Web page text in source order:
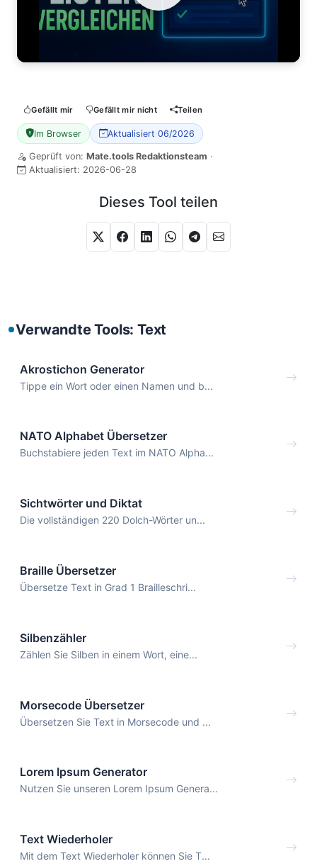
Watch Video
Gefällt mir Gefällt mir nicht Teilen
Im Browser Aktualisiert 06/2026
Geprüft von: Mate.tools Redaktionsteam ·
Aktualisiert: 2026-06-28
Dieses Tool teilen
Verwandte Tools: Text
Akrostichon Generator
Tippe ein Wort oder einen Namen und b...
NATO Alphabet Übersetzer
Buchstabiere jeden Text im NATO Alpha...
Sichtwörter und Diktat
Die vollständigen 220 Dolch-Wörter un...
Braille Übersetzer
Übersetze Text in Grad 1 Brailleschri...
Silbenzähler
Zählen Sie Silben in einem Wort, eine...
Morsecode Übersetzer
Übersetzen Sie Text in Morsecode und ...
Lorem Ipsum Generator
Nutzen Sie unseren Lorem Ipsum Genera...
Text Wiederholer
Mit dem Text Wiederholer können Sie T...